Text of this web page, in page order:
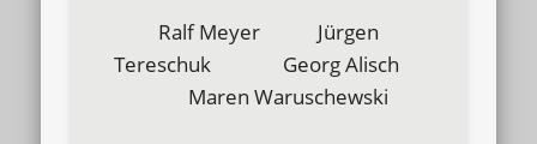
Ralf Meyer Jürgen
Tereschuk Georg Alisch
Maren Waruschewski